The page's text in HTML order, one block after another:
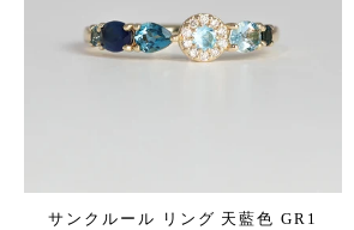
サンクルール リング 天藍色 GR1